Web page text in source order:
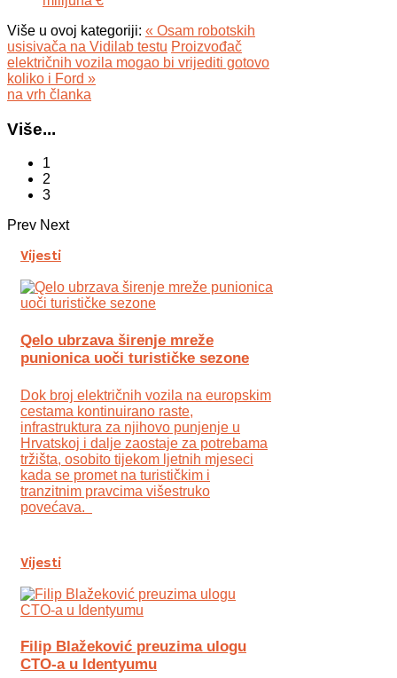
Više u ovoj kategoriji: « Osam robotskih
usisivača na Vidilab testu Proizvođač
električnih vozila mogao bi vrijediti gotovo
koliko i Ford »
na vrh članka
Više...
1
2
3
Prev Next
Vijesti
Qelo ubrzava širenje mreže
punionica uoči turističke sezone
Dok broj električnih vozila na europskim
cestama kontinuirano raste,
infrastruktura za njihovo punjenje u
Hrvatskoj i dalje zaostaje za potrebama
tržišta, osobito tijekom ljetnih mjeseci
kada se promet na turističkim i
tranzitnim pravcima višestruko
povećava.
Vijesti
Filip Blažeković preuzima ulogu
CTO-a u Identyumu